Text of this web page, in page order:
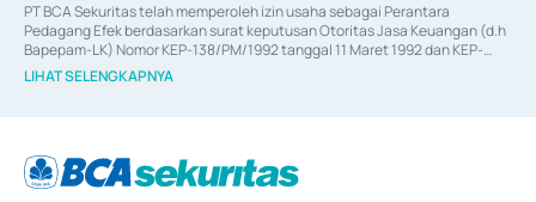
PT BCA Sekuritas telah memperoleh izin usaha sebagai Perantara
Pedagang Efek berdasarkan surat keputusan Otoritas Jasa Keuangan (d.h
Bapepam-LK) Nomor KEP-138/PM/1992 tanggal 11 Maret 1992 dan KEP-
06/D.04/2014 tanggal 28 Februari 2014, izin usaha sebagai Penjamin Emisi
Efek berdasarkan surat keputusan Otoritas Jasa Keuangan Nomor KEP-
berdasarkan surat keputusan Otoritas Jasa Keuangan Nomor S-
67/PM.21/2017 tanggal 3 Februari 2017, dan beberapa izin usaha lainnya
LIHAT SELENGKAPNYA